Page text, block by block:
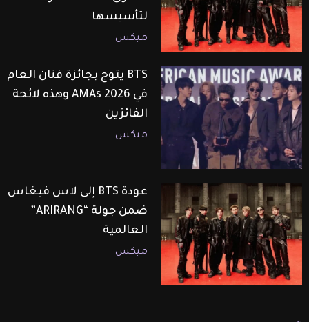
لتأسيسها
ميكس
BTS يتوج بجائزة فنان العام
في AMAs 2026 وهذه لائحة
الفائزين
ميكس
عودة BTS إلى لاس فيغاس
ضمن جولة “ARIRANG”
العالمية
ميكس